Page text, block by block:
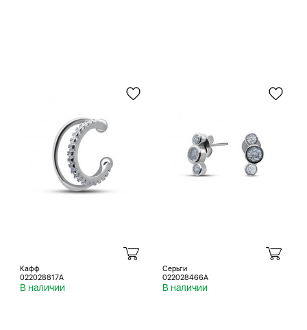
Кафф
022028817A
В наличии
Серьги
022028466A
В наличии